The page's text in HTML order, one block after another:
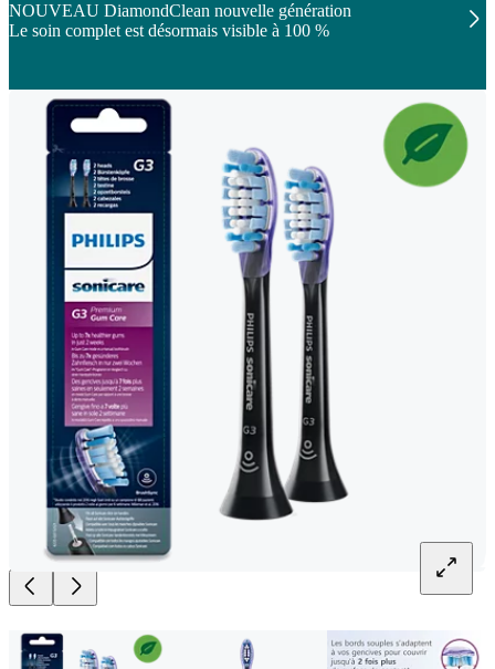
NOUVEAU DiamondClean nouvelle génération
Le soin complet est désormais visible à 100 %